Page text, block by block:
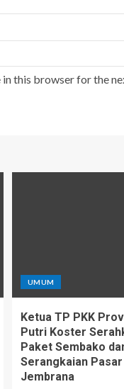
in this browser for the
UMUM
Ketua TP PKK
Putri Koster
Paket Sembako
Serangkaian
Jembrana